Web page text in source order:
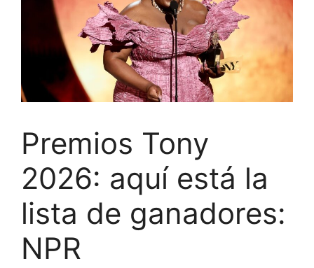
Premios Tony
2026: aquí está la
lista de ganadores:
NPR